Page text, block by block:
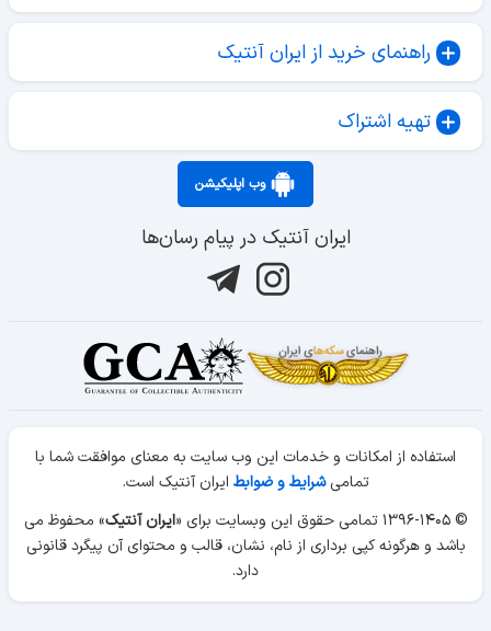
راهنمای خرید از ایران آنتیک
تهیه اشتراک
وب اپلیکیشن
ایران آنتیک در پیام رسان‌ها
استفاده از امکانات و خدمات این وب سایت به معنای موافقت شما با
تمامیشرایط و ضوابط ایران آنتیک است.
© ۱۳۹۶-۱۴۰۵ تمامی حقوق این وبسایت برای «
ایران آنتیک» محفوظ می
باشد و هرگونه کپی برداری از نام، نشان، قالب و محتوای آن پیگرد قانونی
دارد.